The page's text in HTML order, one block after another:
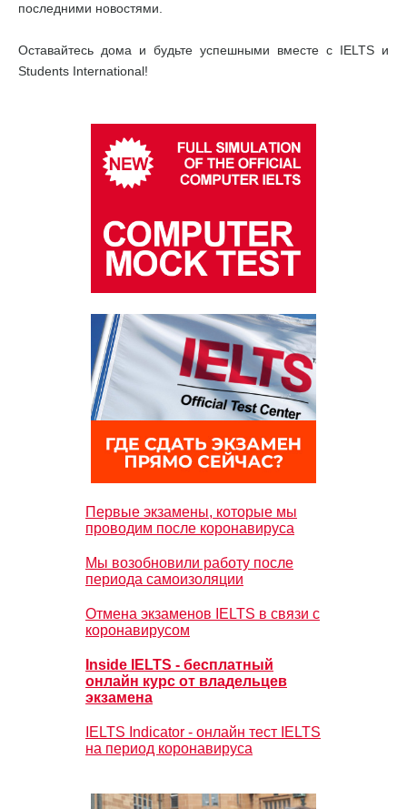
последними новостями.
Оставайтесь дома и будьте успешными вместе с IELTS и
Students International!
Первые экзамены, которые мы
проводим после коронавируса
Мы возобновили работу после
периода самоизоляции
Отмена экзаменов IELTS в связи с
коронавирусом
Inside IELTS - бесплатный
онлайн курс от владельцев
экзамена
IELTS Indicator - онлайн тест IELTS
на период коронавируса